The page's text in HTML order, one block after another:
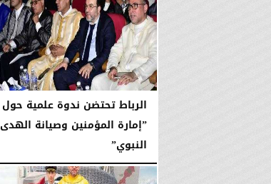
الرباط تحتضن ندوة علمية حول
”إمارة المؤمنين وصيانة الهدى
النبوي” ​
السبت، 13 يونيو 2026 04:56 مـ